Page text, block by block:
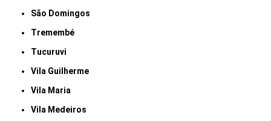
São Domingos
Tremembé
Tucuruvi
Vila Guilherme
Vila Maria
Vila Medeiros